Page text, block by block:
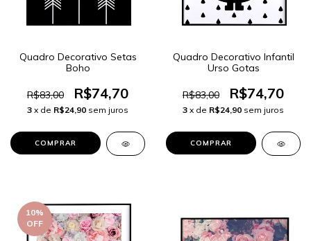
Quadro Decorativo Setas
Boho
R$83,00 R$74,70
3 x de R$24,90 sem juros
COMPRAR
Quadro Decorativo Infantil
Urso Gotas
R$83,00 R$74,70
3 x de R$24,90 sem juros
COMPRAR
10%
OFF